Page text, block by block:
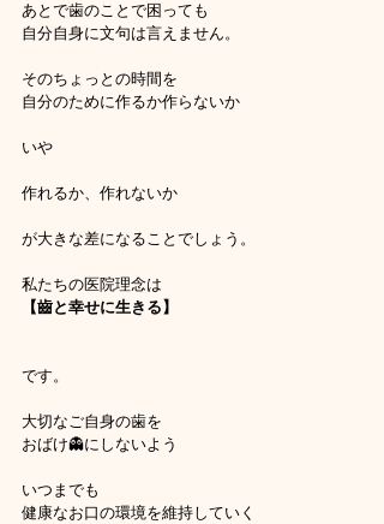
あとで歯のことで困っても
自分自身に文句は言えません。
そのちょっとの時間を
自分のために作るか作らないか
いや
作れるか、作れないか
が大きな差になることでしょう。
私たちの医院理念は
【齒と幸せに生きる】
です。
大切なご自身の歯を
おばけ👻にしないよう
いつまでも
健康なお口の環境を維持していく